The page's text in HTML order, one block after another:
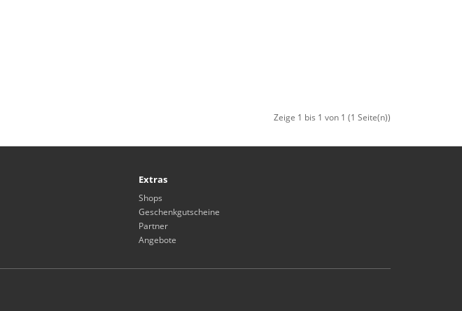
Zeige 1 bis 1 von 1 (1 Seite(n))
Extras
Shops
Geschenkgutscheine
Partner
Angebote